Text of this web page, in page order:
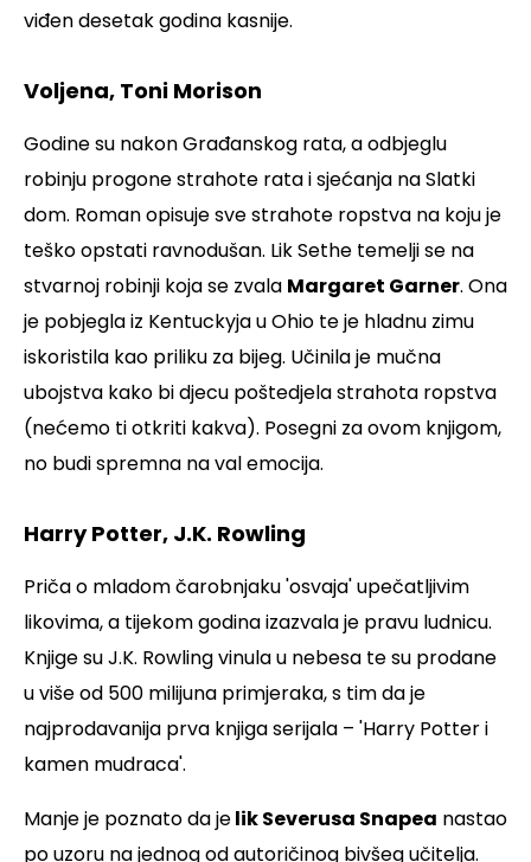
viđen desetak godina kasnije.
Voljena, Toni Morison
Godine su nakon Građanskog rata, a odbjeglu
robinju progone strahote rata i sjećanja na Slatki
dom. Roman opisuje sve strahote ropstva na koju je
teško opstati ravnodušan. Lik Sethe temelji se na
stvarnoj robinji koja se zvala Margaret Garner. Ona
je pobjegla iz Kentuckyja u Ohio te je hladnu zimu
iskoristila kao priliku za bijeg. Učinila je mučna
ubojstva kako bi djecu poštedjela strahota ropstva
(nećemo ti otkriti kakva). Posegni za ovom knjigom,
no budi spremna na val emocija.
Harry Potter, J.K. Rowling
Priča o mladom čarobnjaku 'osvaja' upečatljivim
likovima, a tijekom godina izazvala je pravu ludnicu.
Knjige su J.K. Rowling vinula u nebesa te su prodane
u više od 500 milijuna primjeraka, s tim da je
najprodavanija prva knjiga serijala – 'Harry Potter i
kamen mudraca'.
Manje je poznato da jelik Severusa Snapea nastao
po uzoru na jednog od autoričinog bivšeg učitelja.